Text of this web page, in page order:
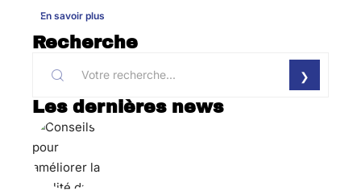
En savoir plus
Recherche
Les dernières news